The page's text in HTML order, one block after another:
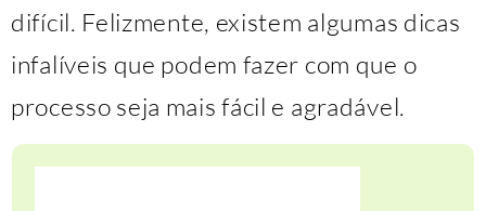
difícil. Felizmente, existem algumas dicas
infalíveis que podem fazer com que o
processo seja mais fácil e agradável.